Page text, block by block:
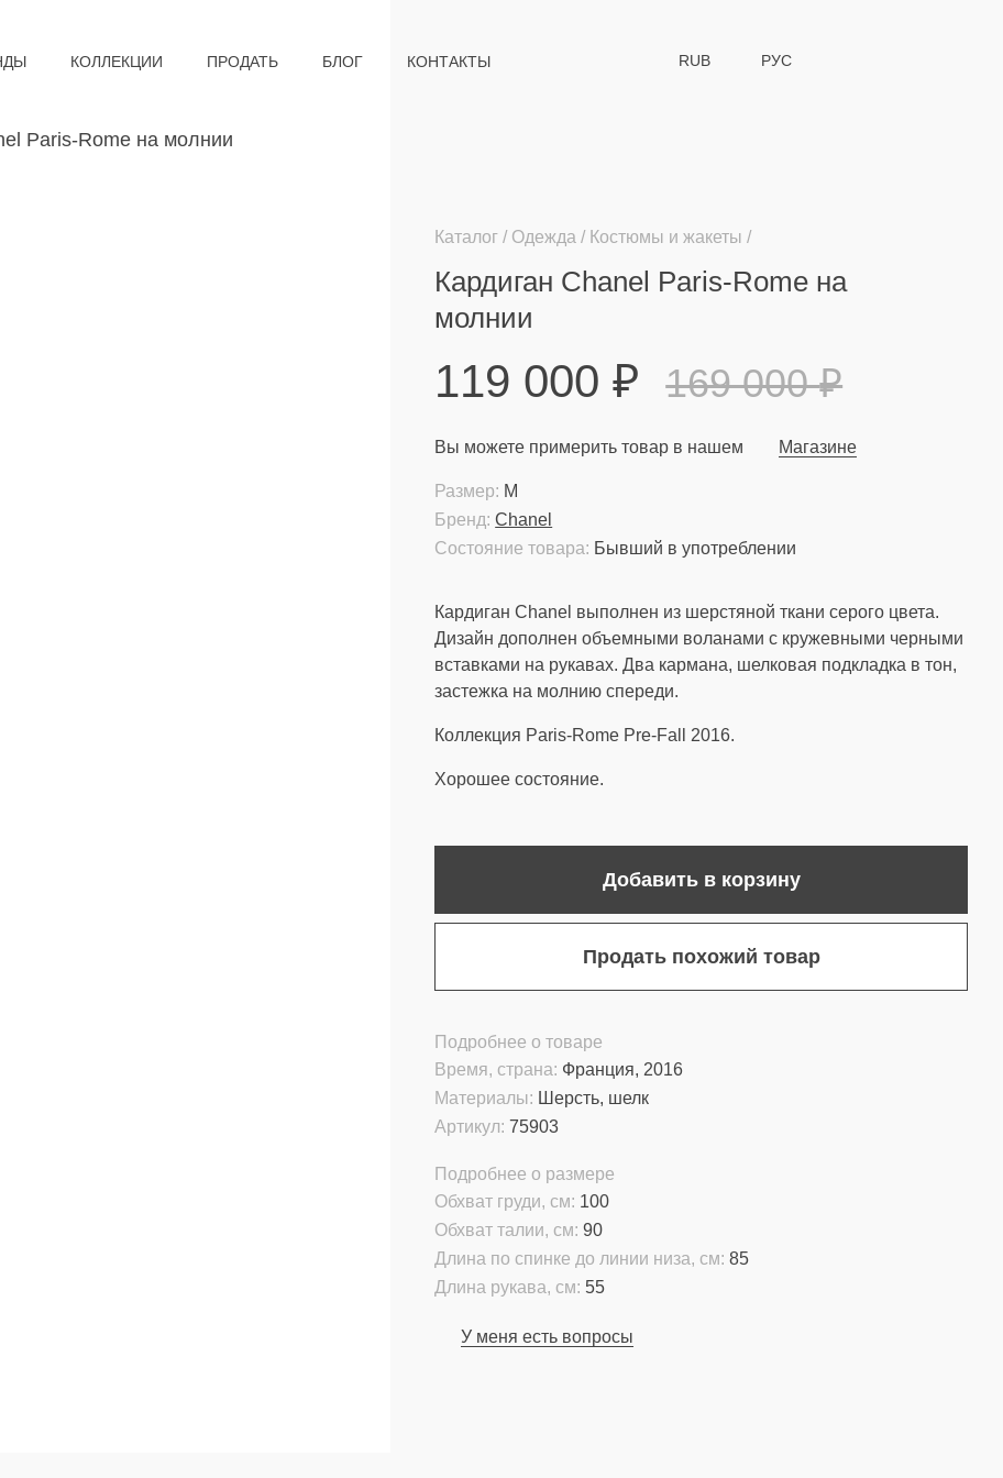
КОЛЛЕКЦИИ ПРОДАТЬ БЛОГ КОНТАКТЫ RUB РУС
Каталог Одежда Костюмы и жакеты
Кардиган Chanel Paris-Rome на
молнии
119 000₽ 169 000₽
Вы можете примерить товар в нашем Магазине
Состояние товара: Бывший в употреблении
Бренд: Chanel
Размер: M
Кардиган Chanel выполнен из шерстяной ткани серого цвета.
Дизайн дополнен объемными воланами с кружевными черными
вставками на рукавах. Два кармана, шелковая подкладка в тон,
застежка на молнию спереди.
Коллекция Paris-Rome Pre-Fall 2016.
Хорошее состояние.
Добавить в корзину
Продать похожий товар
Подробнее о товаре
Материалы: Шерсть, шелк
Время, страна: Франция, 2016
Артикул: 75903
Подробнее о размере
Длина рукава, см: 55
Длина по спинке до линии низа, см: 85
Обхват талии, см: 90
Обхват груди, см: 100
У меня есть вопросы